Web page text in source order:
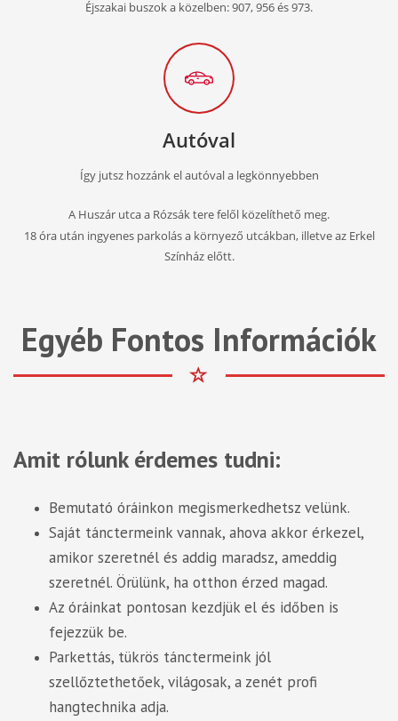
Éjszakai buszok a közelben: 907, 956 és 973.
Autóval
Így jutsz hozzánk el autóval a legkönnyebben
A Huszár utca a Rózsák tere felől közelíthető meg.
18 óra után ingyenes parkolás a környező utcákban, illetve az Erkel
Színház előtt.
Egyéb Fontos Információk
Amit rólunk érdemes tudni:
Bemutató óráinkon megismerkedhetsz velünk.
Saját tánctermeink vannak, ahova akkor érkezel,
amikor szeretnél és addig maradsz, ameddig
szeretnél. Örülünk, ha otthon érzed magad.
Az óráinkat pontosan kezdjük el és időben is
fejezzük be.
Parkettás, tükrös tánctermeink jól
szellőztethetőek, világosak, a zenét profi
hangtechnika adja.